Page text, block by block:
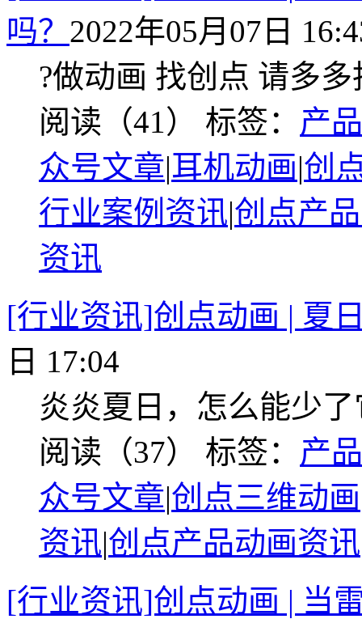
吗？ 2022年05月07日
?做动画 找创点 请多
阅读（41） 标签： 产
众号文章|耳机动画|创
行业案例资讯|创点产
资讯
[行业资讯]创点动画 | 夏
日 17:04
炎炎夏日，怎么能少
阅读（37） 标签： 产
众号文章|创点三维动画
资讯|创点产品动画资讯
[行业资讯]创点动画 | 当